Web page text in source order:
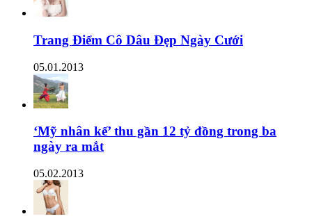
Trang Điểm Cô Dâu Đẹp Ngày Cưới
05.01.2013
‘Mỹ nhân kế’ thu gần 12 tỷ đồng trong ba
ngày ra mắt
05.02.2013